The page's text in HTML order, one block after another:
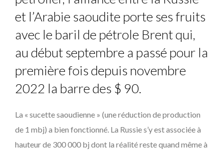
et l’Arabie saoudite porte ses fruits
avec le baril de pétrole Brent qui,
au début septembre a passé pour la
première fois depuis novembre
2022 la barre des $ 90.
La « sucette saoudienne » (une réduction de production
de 1 mbj) a bien fonctionné. La Russie s’y est associée à
hauteur de 300 000 bj dont la réalité reste quand même à